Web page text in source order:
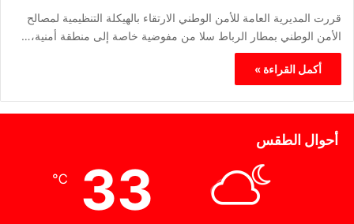
قررت المديرية العامة للأمن الوطني الارتقاء بالهيكلة التنظيمية لمصالح
الأمن الوطني بمطار الرباط سلا من مفوضية خاصة إلى منطقة أمنية،…
أكمل القراءة »
أحوال الطقس
33
℃